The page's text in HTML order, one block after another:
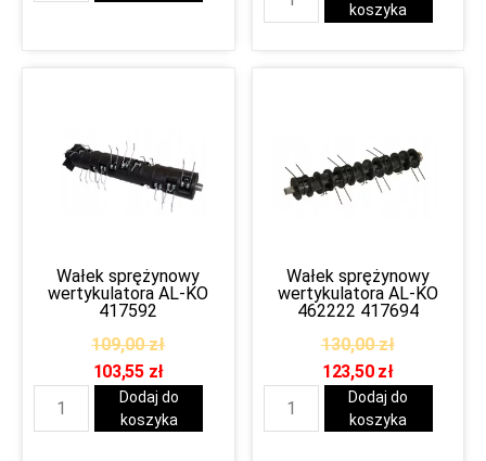
koszyka
Wałek sprężynowy
wertykulatora AL-KO
417592
109,00zł
103,55 zł
Dodaj do
koszyka
Wałek sprężynowy
wertykulatora AL-KO
462222 417694
130,00zł
123,50 zł
Dodaj do
koszyka